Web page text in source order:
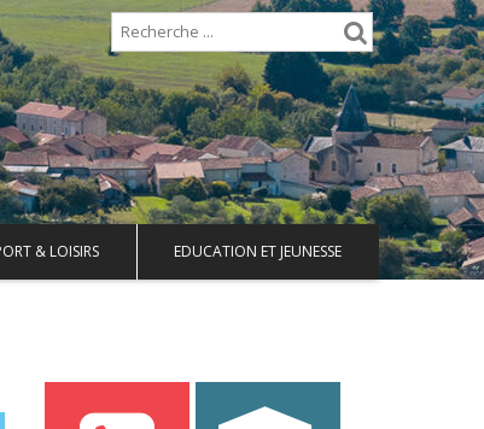
& LOISIRS EDUCATION ET JEUNESSE